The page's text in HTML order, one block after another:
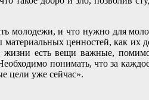
молодежи, и что нужно для
ценностей, как их
есть вещи важные,
понимать, что за
цели уже сейчас».